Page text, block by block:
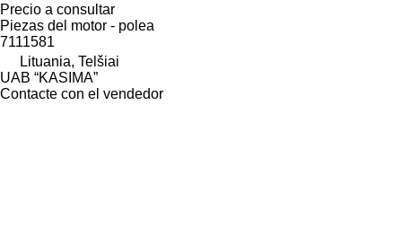
Precio a consultar
Piezas del motor - polea
7111581
Lituania, Telšiai
UAB “KASIMA”
Contacte con el vendedor